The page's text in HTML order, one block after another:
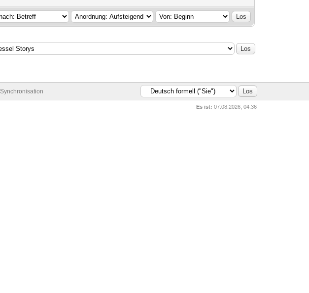
Es ist: 07.08.2026, 04:36